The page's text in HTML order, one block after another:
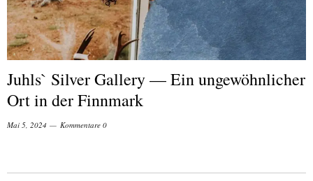
Juhls` Silver Gallery — Ein ungewöhnlicher
Ort in der Finnmark
Mai 5, 2024 Kommentare 0